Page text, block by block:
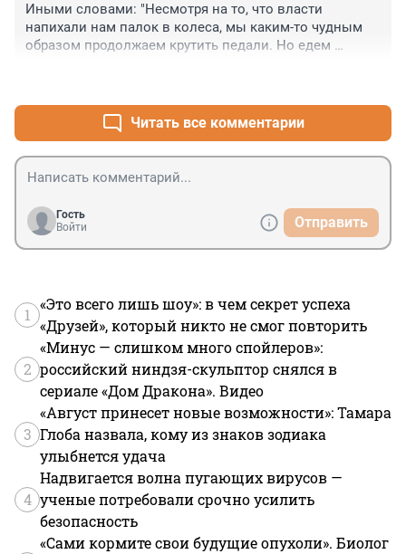
Иными словами: "Несмотря на то, что власти
напихали нам палок в колеса, мы каким-то чудным
образом продолжаем крутить педали. Но едем
Читать все комментарии
Гость
Войти
Отправить
1
«Это всего лишь шоу»: в чем секрет успеха
«Друзей», который никто не смог повторить
2
«Минус — слишком много спойлеров»:
российский ниндзя-скульптор снялся в
сериале «Дом Дракона». Видео
3
«Август принесет новые возможности»: Тамара
Глоба назвала, кому из знаков зодиака
улыбнется удача
4
Надвигается волна пугающих вирусов —
ученые потребовали срочно усилить
безопасность
«Сами кормите свои будущие опухоли». Биолог